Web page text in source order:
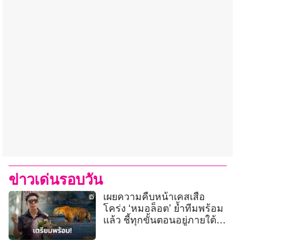
ข่าวเด่นรอบวัน
เผยความคืบหน้าเคสเสือ
โคร่ง ‘หมอล็อต’ ย้ำทีมพร้อม
แล้ว ชี้ทุกขั้นตอนอยู่ภายใต้